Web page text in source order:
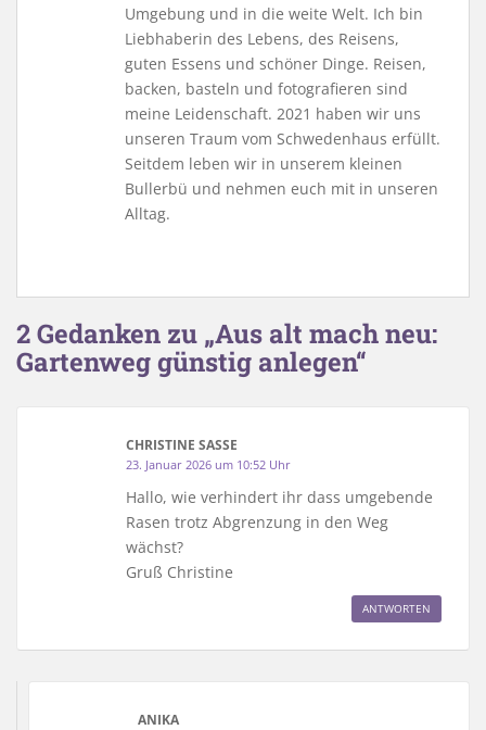
Umgebung und in die weite Welt. Ich bin
Liebhaberin des Lebens, des Reisens,
guten Essens und schöner Dinge. Reisen,
backen, basteln und fotografieren sind
meine Leidenschaft. 2021 haben wir uns
unseren Traum vom Schwedenhaus erfüllt.
Seitdem leben wir in unserem kleinen
Bullerbü und nehmen euch mit in unseren
Alltag.
2 Gedanken zu „Aus alt mach neu:
Gartenweg günstig anlegen“
CHRISTINE SASSE
23. Januar 2026 um 10:52 Uhr
Hallo, wie verhindert ihr dass umgebende
Rasen trotz Abgrenzung in den Weg
wächst?
Gruß Christine
ANTWORTEN
ANIKA